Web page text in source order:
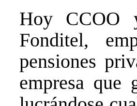
Hoy CCOO
Fonditel,
pensiones
empresa que